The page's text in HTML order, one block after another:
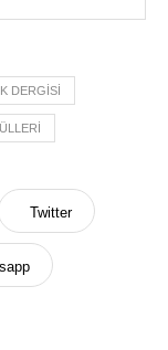
DERGISI
Twitter